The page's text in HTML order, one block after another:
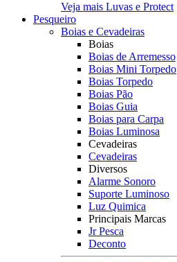
Veja mais Luvas e Protect
Pesqueiro
Boias e Cevadeiras
Boias
Boias de Arremesso
Boias Mini Torpedo
Boias Torpedo
Boias Pão
Boias Guia
Boias para Carpa
Boias Luminosa
Cevadeiras
Cevadeiras
Diversos
Alarme Sonoro
Suporte Luminoso
Luz Quimica
Principais Marcas
Jr Pesca
Deconto